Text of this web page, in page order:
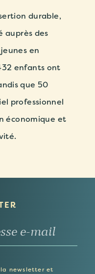
durable,
auprès des
en
enfants ont
que 50
professionnel
économique et
newsletter et